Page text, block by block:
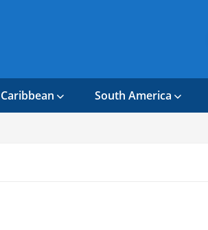
Caribbean South America